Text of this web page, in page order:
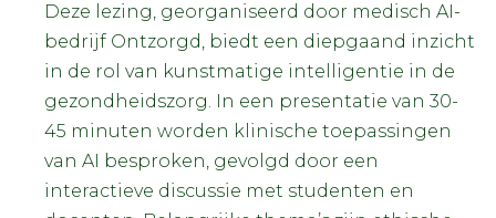
Deze lezing, georganiseerd door medisch AI-
bedrijf Ontzorgd, biedt een diepgaand inzicht
in de rol van kunstmatige intelligentie in de
gezondheidszorg. In een presentatie van 30-
45 minuten worden klinische toepassingen
van AI besproken, gevolgd door een
interactieve discussie met studenten en